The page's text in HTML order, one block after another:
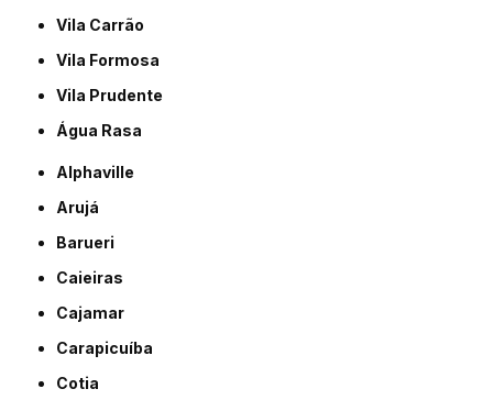
Vila Carrão
Vila Formosa
Vila Prudente
Água Rasa
Alphaville
Arujá
Barueri
Caieiras
Cajamar
Carapicuíba
Cotia